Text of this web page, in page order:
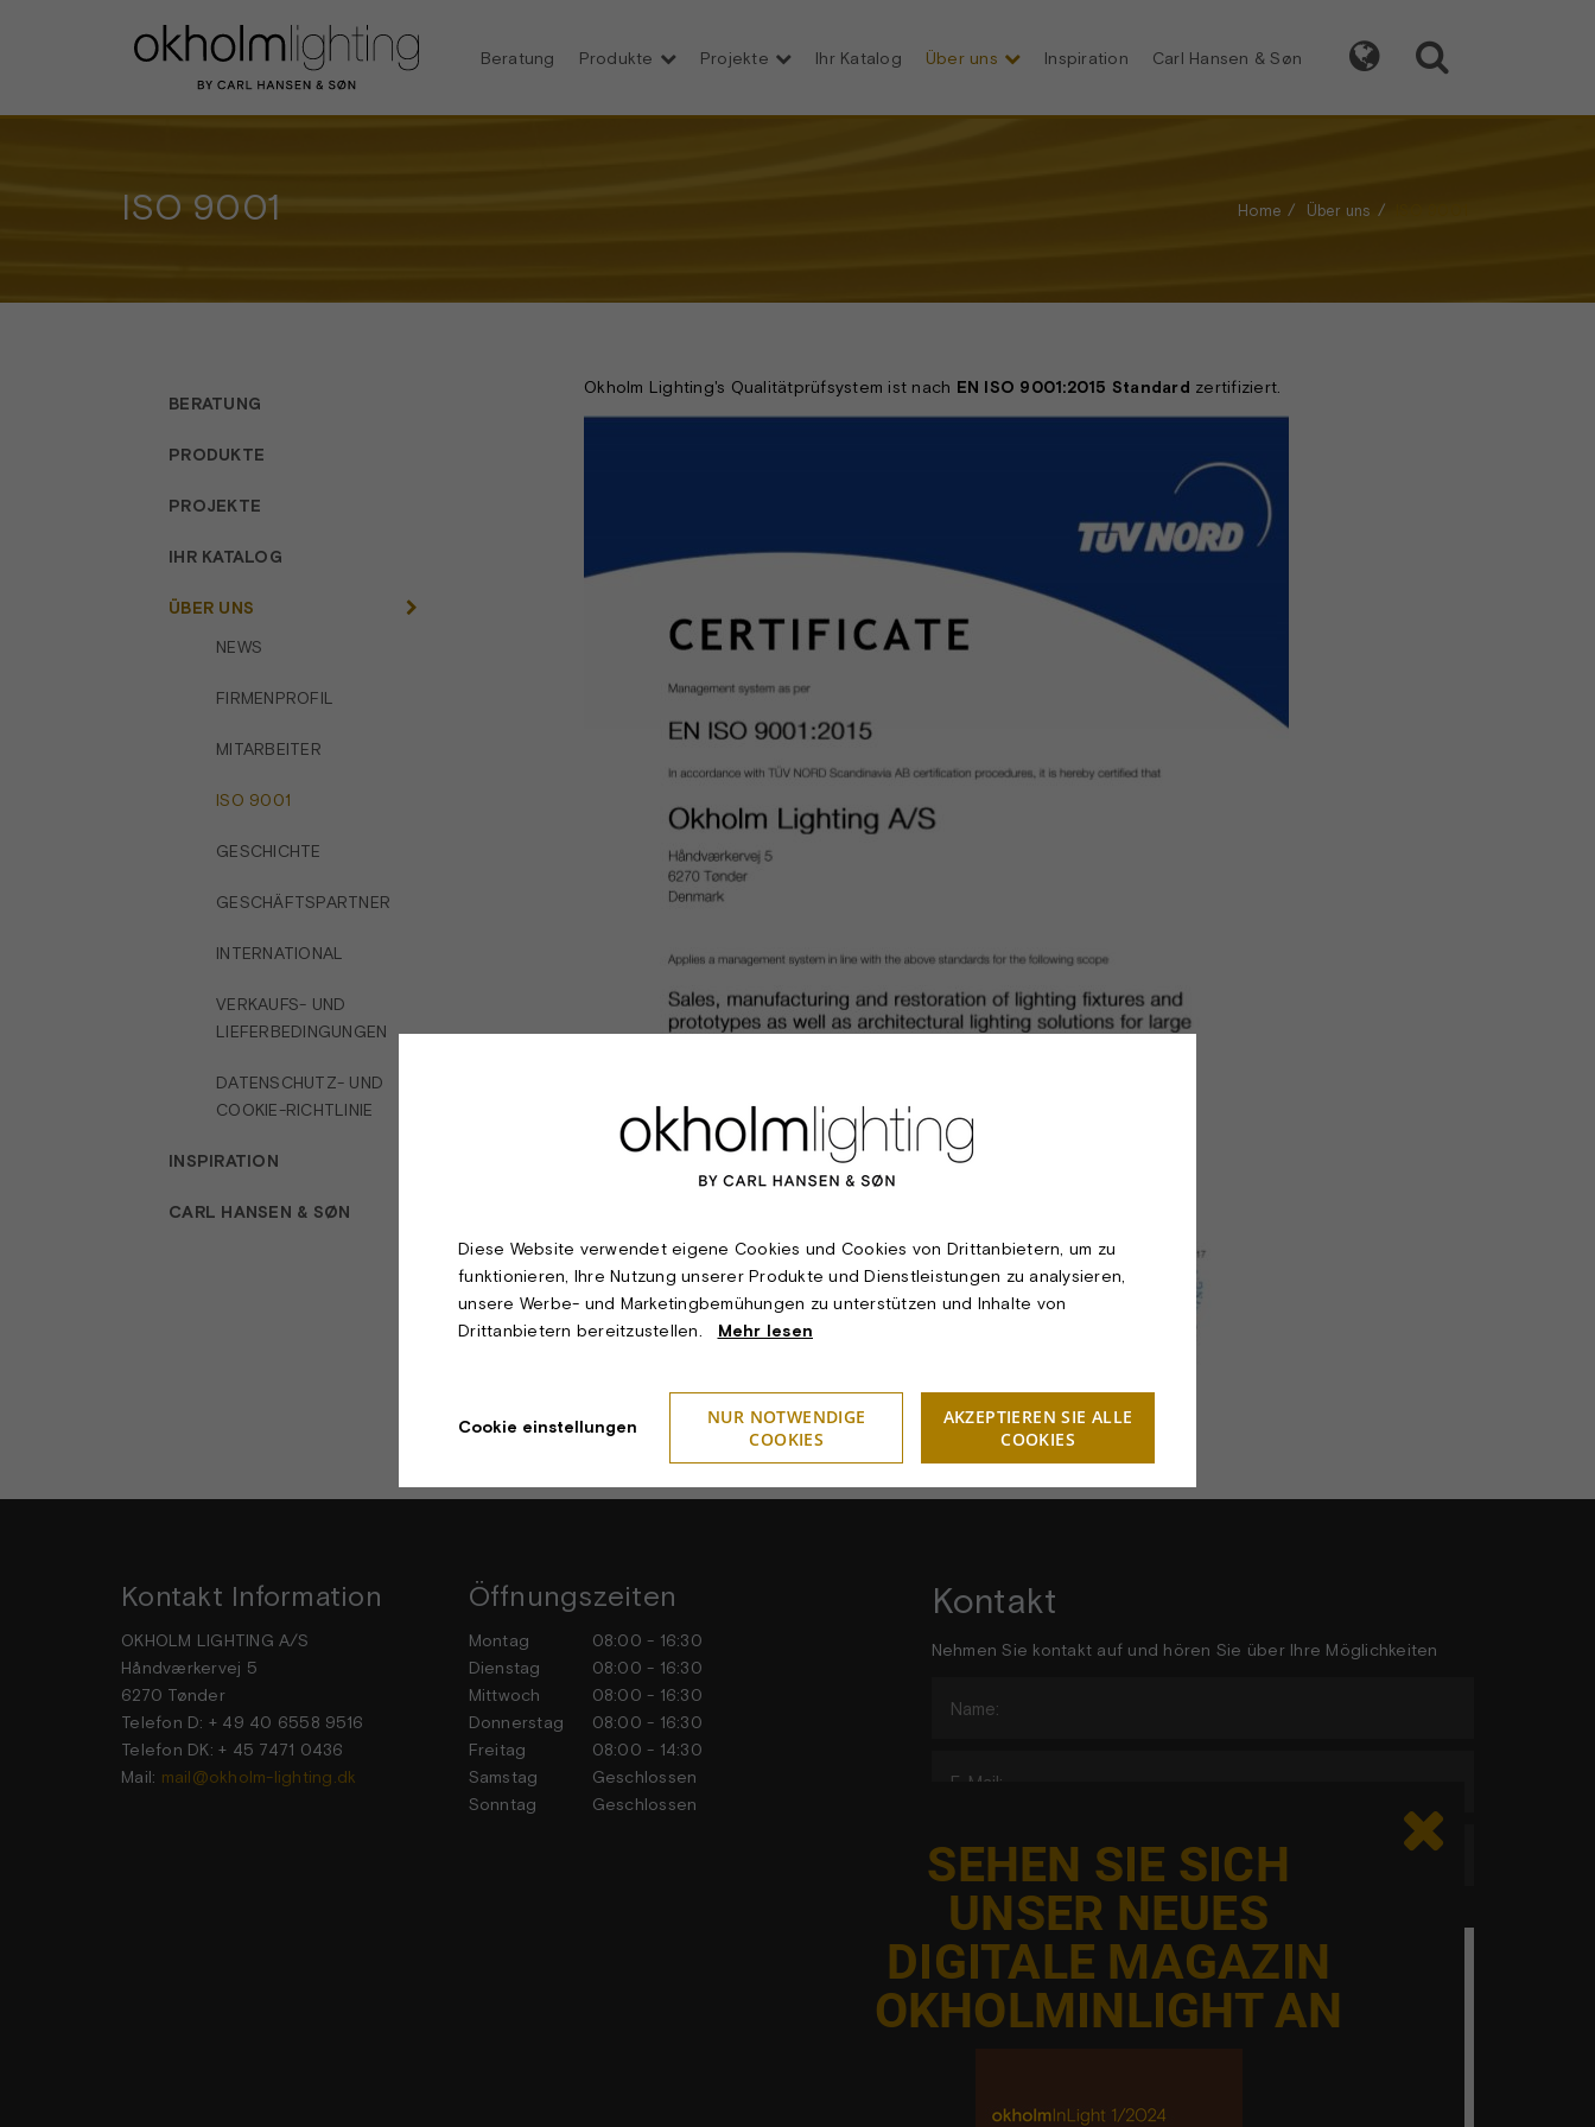
Beratung Produkte Projekte Ihr Katalog Über uns Inspiration Carl Hansen & Søn  
ISO 9001 Home Über uns
BERATUNG
PRODUKTE
PROJEKTE
IHR KATALOG
ÜBER UNS
NEWS
FIRMENPROFIL
MITARBEITER
ISO 9001
GESCHICHTE
GESCHÄFTSPARTNER
INTERNATIONAL
VERKAUFS- UND
LIEFERBEDINGUNGEN
DATENSCHUTZ- UND
COOKIE-RICHTLINIE
INSPIRATION
CARL HANSEN & SØN
Okholm Lighting's Qualitätprüfsystem ist nach EN ISO 9001:2015 Standard zertifiziert.
Kontakt Information
OKHOLM LIGHTING A/S
Håndværkervej 5
6270 Tønder
Telefon D: + 49 40 6558 9516
Telefon DK: + 45 7471 0436
Mail: mail@okholm-lighting.dk
Öffnungszeiten
Montag
08:00 - 16:30
Dienstag
08:00 - 16:30
Mittwoch
08:00 - 16:30
Donnerstag
08:00 - 16:30
Freitag
08:00 - 14:30
Samstag
Geschlossen
Sonntag
Geschlossen
Kontakt
Nehmen Sie kontakt auf und hören Sie über Ihre Möglichkeiten
Jeg er ikke en robot

SEHEN SIE SICH
UNSER NEUES
DIGITALE MAGAZIN
OKHOLMINLIGHT AN
Diese Website verwendet eigene Cookies und Cookies von Drittanbietern, um zu
funktionieren, Ihre Nutzung unserer Produkte und Dienstleistungen zu analysieren,
unsere Werbe- und Marketingbemühungen zu unterstützen und Inhalte von
Drittanbietern bereitzustellen. Mehr lesen
Cookie einstellungen
NUR NOTWENDIGE
COOKIES
AKZEPTIEREN SIE ALLE
COOKIES